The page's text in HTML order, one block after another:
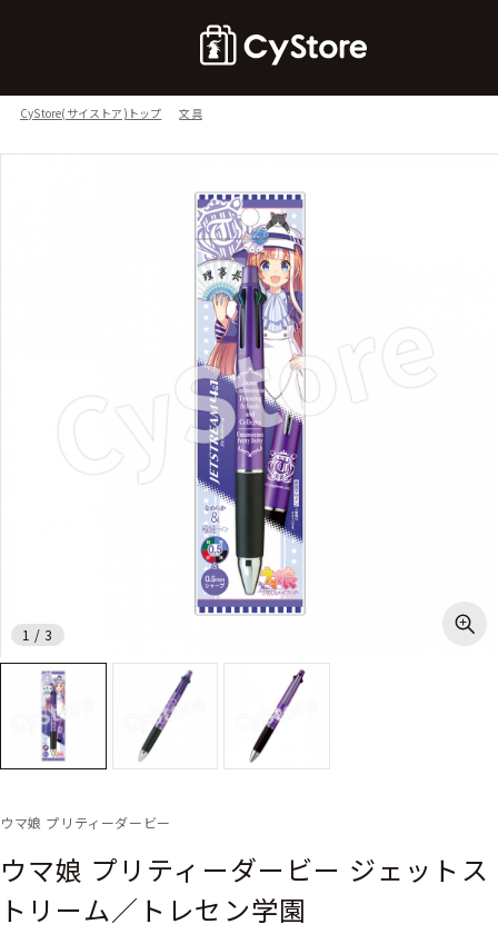
CyStore(サイストア)トップ 文具
1 / 3
ウマ娘 プリティーダービー
ウマ娘 プリティーダービー ジェットス
トリーム／トレセン学園